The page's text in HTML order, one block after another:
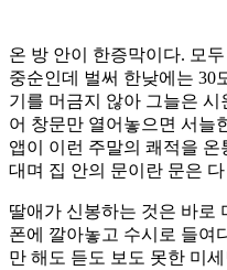
온 방 안이 한증막이다. 모
중순인데 벌써 한낮에는 30
기를 머금지 않아 그늘은
어 창문만 열어놓으면 서늘
앱이 이런 주말의 쾌적을 온
대며 집 안의 문이란 문은
딸애가 신봉하는 것은 바로
폰에 깔아놓고 수시로 들여
만 해도 듣도 보도 못한 미